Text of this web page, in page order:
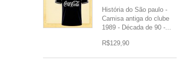
História do São paulo -
Camisa antiga do clube
1989 - Década de 90 -...
R$129,90